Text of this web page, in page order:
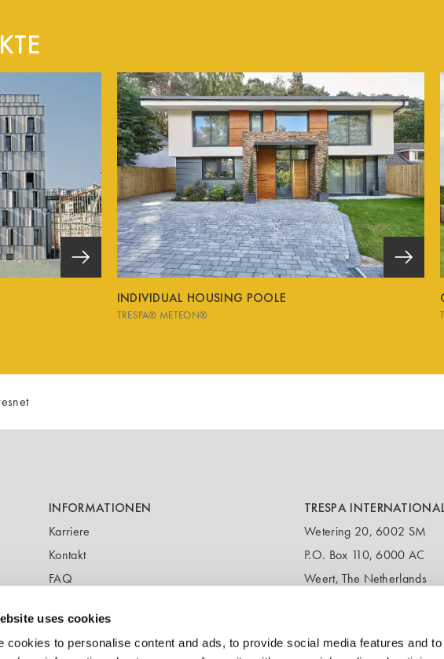
uses cookies
cookies to personalise content and ads, to provide social media features and
INDIVIDUAL HOUSING POOLE
TRESPA® METEON®
INFORMATIONEN
Karriere
Kontakt
FAQ
TRESPA
Wetering 20, 6002 SM
P.O. Box 110, 6000 AC
Weert, The Netherlands
T:+31 495 458 358